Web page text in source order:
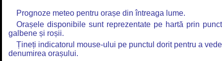
Prognoze meteo pentru orașe din întreaga lume.
Orașele disponibile sunt reprezentate pe hartă prin
galbene și roșii.
Țineți indicatorul mouse-ului pe punctul dorit pentru a
denumirea orașului.